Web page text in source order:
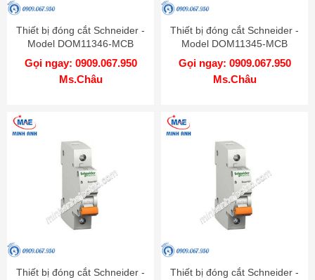
Thiết bị đóng cắt Schneider -
Model DOM11346-MCB
Gọi ngay: 0909.067.950
Ms.Châu
Thiết bị đóng cắt Schneider -
Model DOM11345-MCB
Gọi ngay: 0909.067.950
Ms.Châu
Thiết bị đóng cắt Schneider -
Thiết bị đóng cắt Schneider -